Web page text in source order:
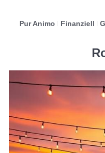
Pur Animo Finanziell